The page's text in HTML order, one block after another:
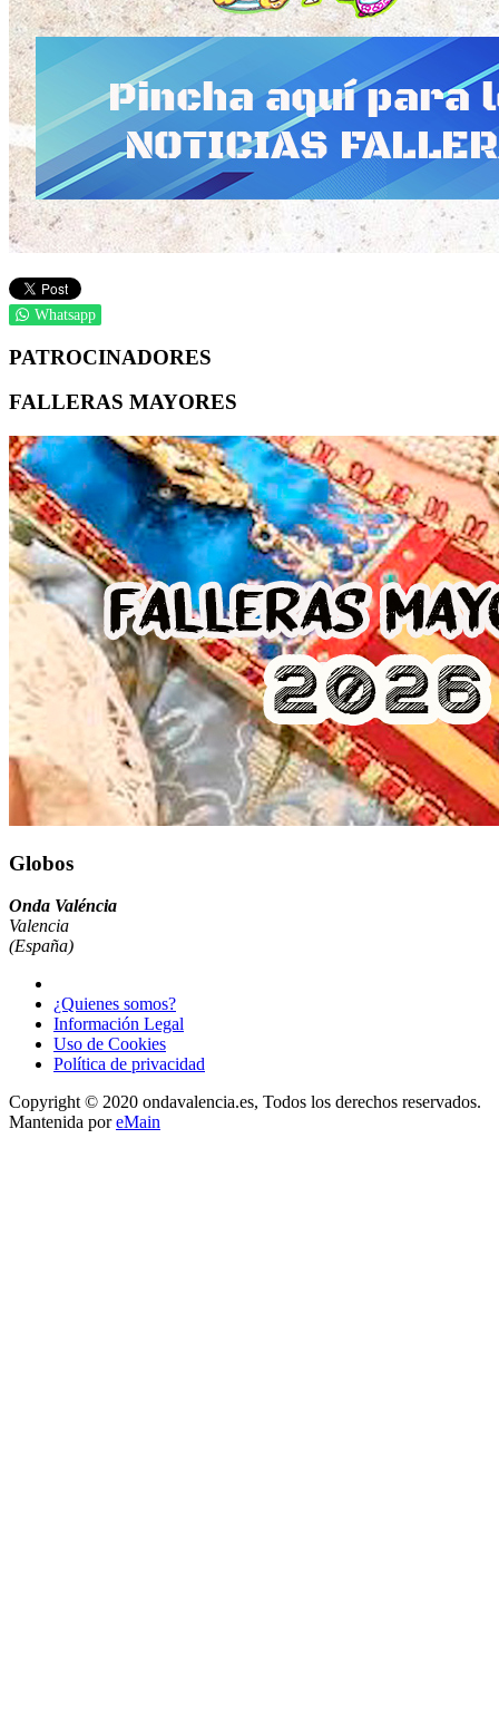
Whatsapp
PATROCINADORES
FALLERAS MAYORES
Globos
Onda Valéncia
Valencia
(España)
¿Quienes somos?
Información Legal
Uso de Cookies
Política de privacidad
Copyright © 2020 ondavalencia.es, Todos los derechos reservados.
Mantenida poreMain